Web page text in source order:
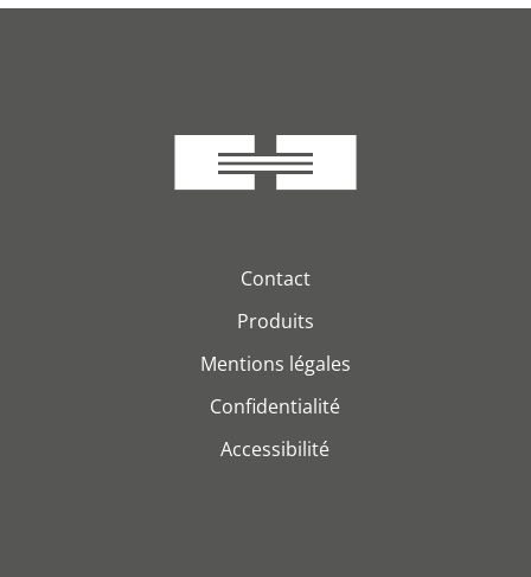
Contact
Produits
Mentions légales
Confidentialité
Accessibilité